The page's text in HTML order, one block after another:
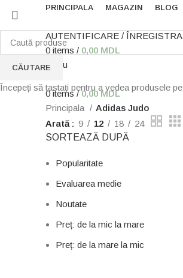
PRINCIPALA MAGAZIN BLOG
AUTENTIFICARE /
0 items / 0,00 MDL
Menu
0items / 0,00MDL
Principala
Adidas Judo
Arată
9 12 18 24
SORTEAZĂ DUPĂ
Popularitate
Evaluarea medie
Noutate
Preț: de la mic la mare
Preț: de la mare la mic
CĂUTARE
Începeți să tastați pentru a vedea produsele